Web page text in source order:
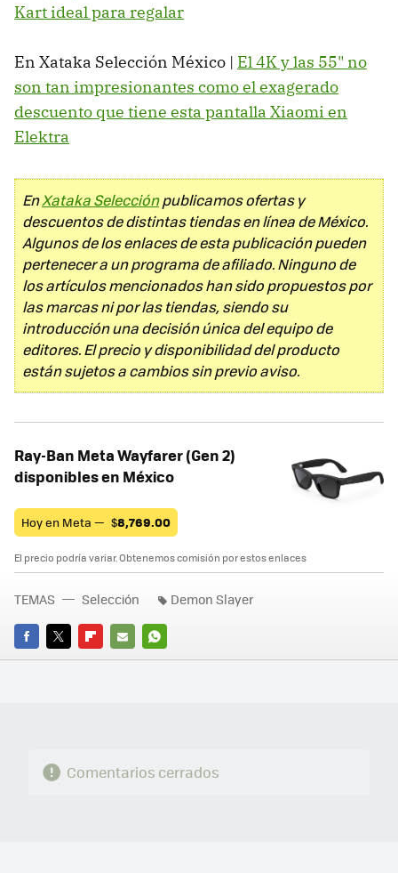
Kart ideal para regalar
En Xataka Selección México | El 4K y las 55" no
son tan impresionantes como el exagerado
descuento que tiene esta pantalla Xiaomi en
Elektra
EnXataka Selecciónpublicamos ofertas y
descuentos de distintas tiendas en línea de México.
Algunos de los enlaces de esta publicación pueden
pertenecer a un programa de afiliado. Ninguno de
los artículos mencionados han sido propuestos por
las marcas ni por las tiendas, siendo su
introducción una decisión única del equipo de
editores. El precio y disponibilidad del producto
están sujetos a cambios sin previo aviso.
Ray-Ban Meta Wayfarer (Gen 2)
disponibles en México
Hoy en Meta — $8,769.00
El precio podría variar. Obtenemos comisión por estos enlaces
FACEBOOK
TWITTERFLIPBOARD
E-
WHATSAPP
TEMAS Selección Demon Slayer
Comentarios cerrados